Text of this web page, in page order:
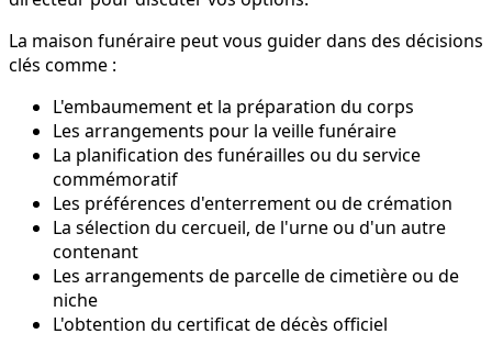
La maison funéraire peut vous guider dans des décisions
clés comme :
L'embaumement et la préparation du corps
Les arrangements pour la veille funéraire
La planification des funérailles ou du service
commémoratif
Les préférences d'enterrement ou de crémation
La sélection du cercueil, de l'urne ou d'un autre
contenant
Les arrangements de parcelle de cimetière ou de
niche
L'obtention du certificat de décès officiel